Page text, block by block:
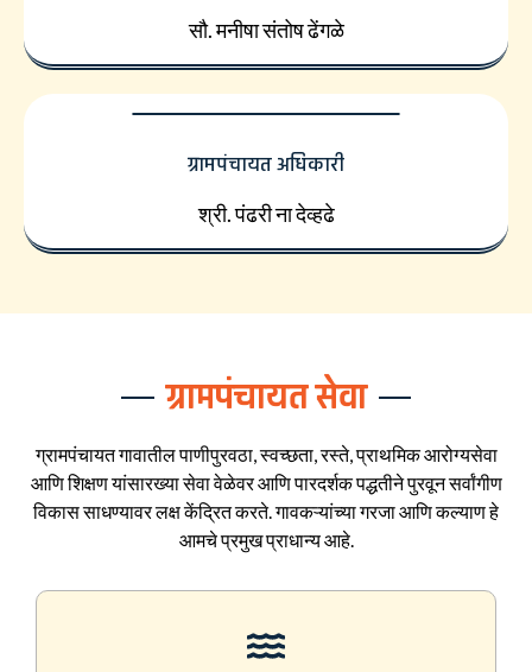
सौ. मनीषा संतोष ढेंगळे
ग्रामपंचायत अधिकारी
श्री. पंढरी ना देव्हढे
ग्रामपंचायत सेवा
ग्रामपंचायत गावातील पाणीपुरवठा, स्वच्छता, रस्ते, प्राथमिक आरोग्यसेवा
आणि शिक्षण यांसारख्या सेवा वेळेवर आणि पारदर्शक पद्धतीने पुरवून सर्वांगीण
विकास साधण्यावर लक्ष केंद्रित करते. गावकऱ्यांच्या गरजा आणि कल्याण हे
आमचे प्रमुख प्राधान्य आहे.